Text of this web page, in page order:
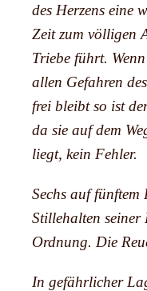
des Herzens eine
Zeit zum völligen
Triebe führt.
allen Gefahren
frei bleibt so ist
da sie auf dem
liegt, kein Fehler.
Sechs auf fünftem
Stillehalten
Ordnung. Die
In gefährlicher